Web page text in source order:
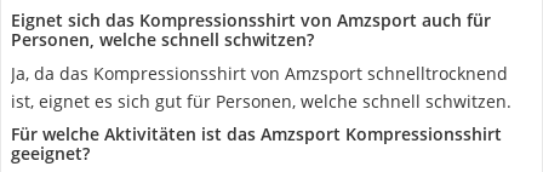
Eignet sich das Kompressionsshirt von Amzsport auch für
Personen, welche schnell schwitzen?
Ja, da das Kompressionsshirt von Amzsport schnelltrocknend
ist, eignet es sich gut für Personen, welche schnell schwitzen.
Für welche Aktivitäten ist das Amzsport Kompressionsshirt
geeignet?